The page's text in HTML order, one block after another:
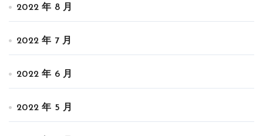
2022 年 8 月
2022 年 7 月
2022 年 6 月
2022 年 5 月